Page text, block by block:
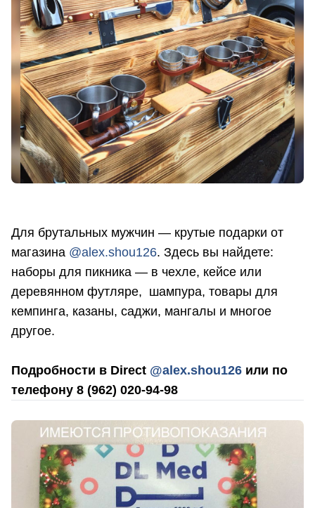
Для брутальных мужчин — крутые подарки от
магазина @alex.shou126. Здесь вы найдете:
наборы для пикника — в чехле, кейсе или
деревянном футляре, шампура, товары для
кемпинга, казаны, саджи, мангалы и многое
другое.
Подробности в Direct @alex.shou126 или по
телефону 8 (962) 020-94-98